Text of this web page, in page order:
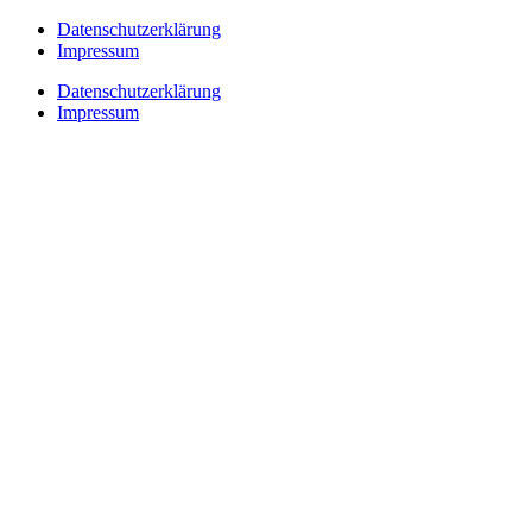
Datenschutzerklärung
Impressum
Datenschutzerklärung
Impressum